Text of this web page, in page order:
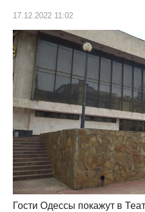
17.12.2022 11:02
Гости Одессы покажут в